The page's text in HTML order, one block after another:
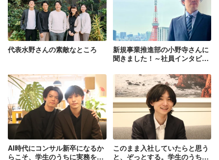
代表水野さんの素敵なところ
新規事業推進部の小野寺さんに
聞きました！～社員インタビュ
AI時代にコンサル新卒になるか
らこそ、学生のうちに実務を経
このまま入社していたらと思う
と、ぞっとする。学生のうちに